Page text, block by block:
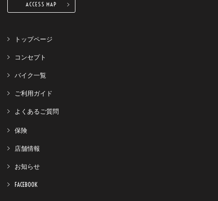
ACCESS MAP
トップページ
コンセプト
バイク一覧
ご利用ガイド
よくあるご質問
保険
店舗情報
お知らせ
FACEBOOK